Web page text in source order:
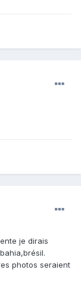
je dirais
photos seraient